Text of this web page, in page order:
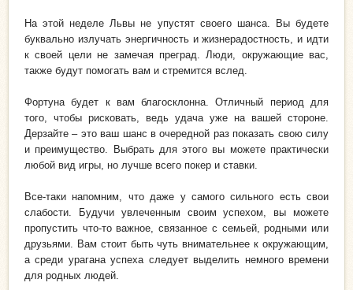
На этой неделе Львы не упустят своего шанса. Вы будете
буквально излучать энергичность и жизнерадостность, и идти
к своей цели не замечая преград. Люди, окружающие вас,
также будут помогать вам и стремится вслед.
Фортуна будет к вам благосклонна. Отличный период для
того, чтобы рисковать, ведь удача уже на вашей стороне.
Дерзайте – это ваш шанс в очередной раз показать свою силу
и преимущество. Выбрать для этого вы можете практически
любой вид игры, но лучше всего покер и ставки.
Все-таки напомним, что даже у самого сильного есть свои
слабости. Будучи увлеченным своим успехом, вы можете
пропустить что-то важное, связанное с семьей, родными или
друзьями. Вам стоит быть чуть внимательнее к окружающим,
а среди урагана успеха следует выделить немного времени
для родных людей.